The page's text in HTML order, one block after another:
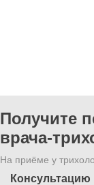
Получите
врача-
На приёме у
Консультацию